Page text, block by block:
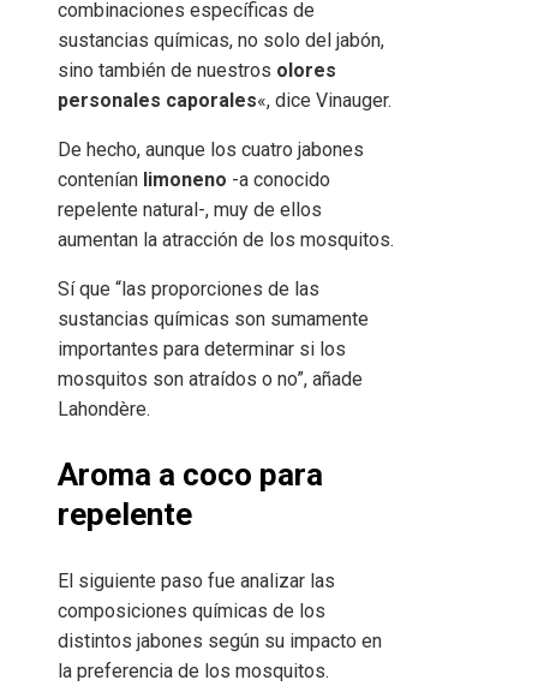
combinaciones específicas de
sustancias químicas, no solo del jabón,
sino también de nuestros olores
personales caporales«, dice Vinauger.
De hecho, aunque los cuatro jabones
contenían limoneno -a conocido
repelente natural-, muy de ellos
aumentan la atracción de los mosquitos.
Sí que “las proporciones de las
sustancias químicas son sumamente
importantes para determinar si los
mosquitos son atraídos o no”, añade
Lahondère.
Aroma a coco para
repelente
El siguiente paso fue analizar las
composiciones químicas de los
distintos jabones según su impacto en
la preferencia de los mosquitos.